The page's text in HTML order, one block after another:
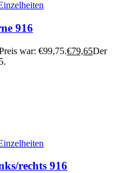
916
war: €99,75.€79,65Der
rechts 916